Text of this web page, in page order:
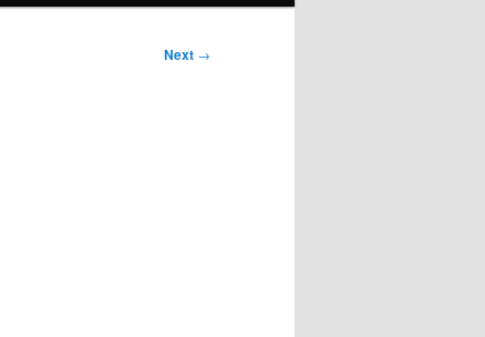
Next →